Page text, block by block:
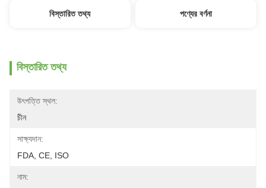
বিস্তারিত তথ্য পণ্যের বর্ণনা
বিস্তারিত তথ্য
উৎপত্তি স্থল:
চীন
সাক্ষ্যদান:
FDA, CE, ISO
নাম: